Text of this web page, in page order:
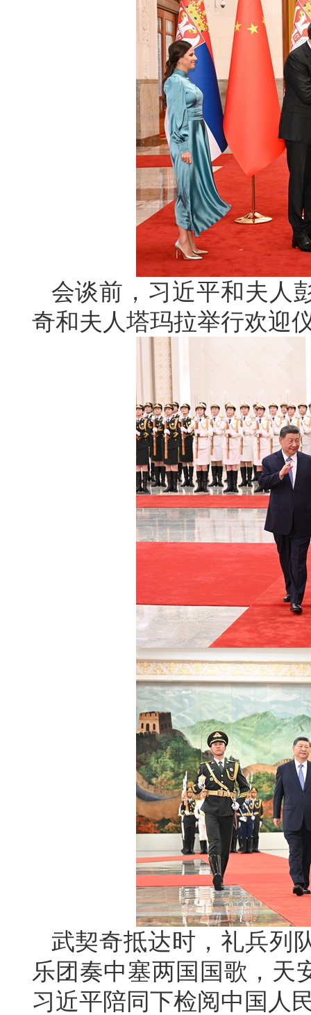
会谈前，习近平和夫人
奇和夫人塔玛拉举行欢迎
武契奇抵达时，礼兵列
乐团奏中塞两国国歌，天
习近平陪同下检阅中国人